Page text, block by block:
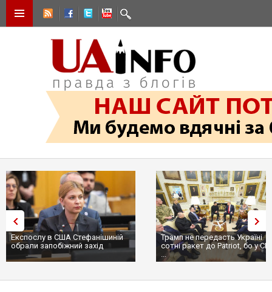
Експослу в США Стефанішиній
обрали запобіжний захід
Трамп не передасть Україні
сотні ракет до Patriot, бо у
...